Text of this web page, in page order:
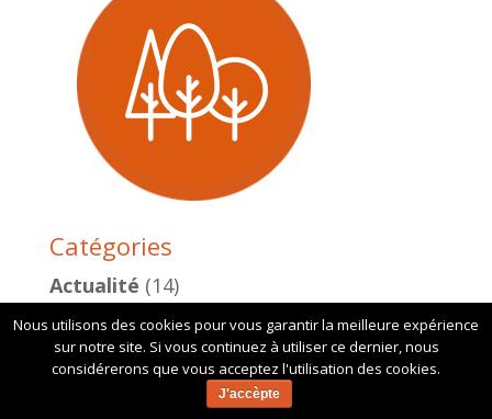
Catégories
Actualité (14)
Infos(23)
Nous utilisons des cookies pour vous garantir la meilleure expérience
sur notre site. Si vous continuez à utiliser ce dernier, nous
considérerons que vous acceptez l'utilisation des cookies.
J'accèpte